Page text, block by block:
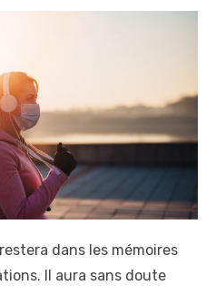
dans les mémoires
Il aura sans doute